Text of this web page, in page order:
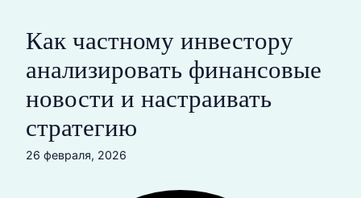
Как частному инвестору
анализировать финансовые
новости и настраивать
стратегию
26 февраля, 2026